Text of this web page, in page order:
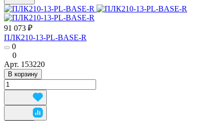
91 073 ₽
ПЛК210-13-PL-BASE-R
0
0
Арт. 153220
В корзину